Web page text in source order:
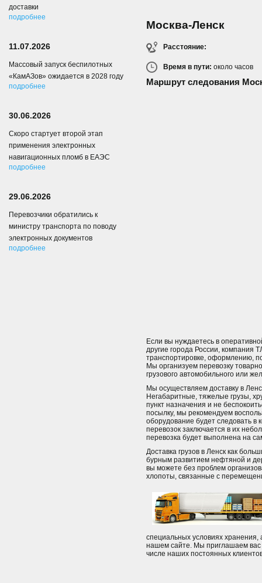
Москва-Ленск
Расстояние:
Время в пути: около часов
Маршрут следования
Если вы нуждаетесь в
другие города России, компания
транспортировке, оформлению,
Мы организуем перевозку
грузового автомобильного или
Мы осуществляем доставку в
Негабаритные, тяжелые грузы,
пункт назначения и не
посылку, мы рекомендуем
оборудование будет следовать в
перевозок заключается в их
перевозка будет выполнена на
Доставка грузов в Ленск как
бурным развитием нефтяной и
вы можете без проблем
хлопоты, связанные с
специальных условиях
нашем сайте. Мы приглашаем вас
числе наших постоянных
доставки
подробнее
11.07.2026
Массовый запуск беспилотных
«КамАЗов» ожидается в 2028 году
подробнее
30.06.2026
Скоро стартует второй этап
применения электронных
навигационных пломб в ЕАЭС
подробнее
29.06.2026
Перевозчики обратились к
министру транспорта по поводу
электронных документов
подробнее